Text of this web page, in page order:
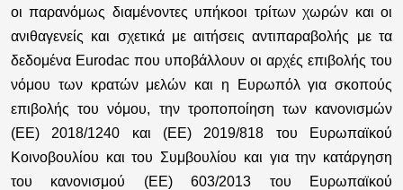
οι παρανόμως διαμένοντες υπήκοοι τρίτων χωρών και οι
ανιθαγενείς και σχετικά με αιτήσεις αντιπαραβολής με τα
δεδομένα Eurodac που υποβάλλουν οι αρχές επιβολής του
νόμου των κρατών μελών και η Ευρωπόλ για σκοπούς
επιβολής του νόμου, την τροποποίηση των κανονισμών
(ΕΕ) 2018/1240 και (ΕΕ) 2019/818 του Ευρωπαϊκού
Κοινοβουλίου και του Συμβουλίου και για την κατάργηση
του κανονισμού (ΕΕ) 603/2013 του Ευρωπαϊκού